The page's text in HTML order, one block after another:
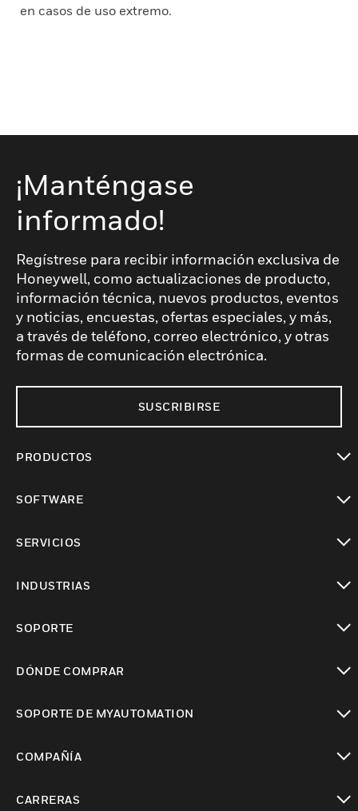
en casos de uso extremo.
¡Manténgase
informado!
Regístrese para recibir información exclusiva de
Honeywell, como actualizaciones de producto,
información técnica, nuevos productos, eventos
y noticias, encuestas, ofertas especiales, y más,
a través de teléfono, correo electrónico, y otras
formas de comunicación electrónica.
SUSCRIBIRSE
PRODUCTOS
SOFTWARE
SERVICIOS
INDUSTRIAS
SOPORTE
DÓNDE COMPRAR
SOPORTE DE MYAUTOMATION
COMPAÑÍA
CARRERAS